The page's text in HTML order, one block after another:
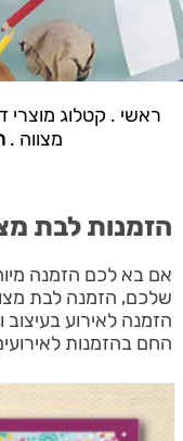
ראשי . קטלוג מוצרי
מצווה .
הזמנות לבת
אם בא לכם הזמנה
שלכם, הזמנה לבת
הזמנה לאירוע בעיצוב
החם בהזמנות